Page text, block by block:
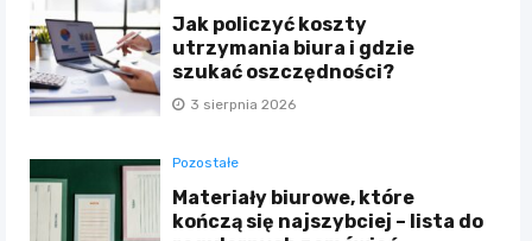
Jak policzyć koszty
utrzymania biura i gdzie
szukać oszczędności?
3 sierpnia 2026
Pozostałe
Materiały biurowe, które
kończą się najszybciej – lista do